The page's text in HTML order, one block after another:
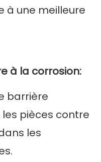
à une meilleure
à la corrosion:
barrière
pièces contre
les